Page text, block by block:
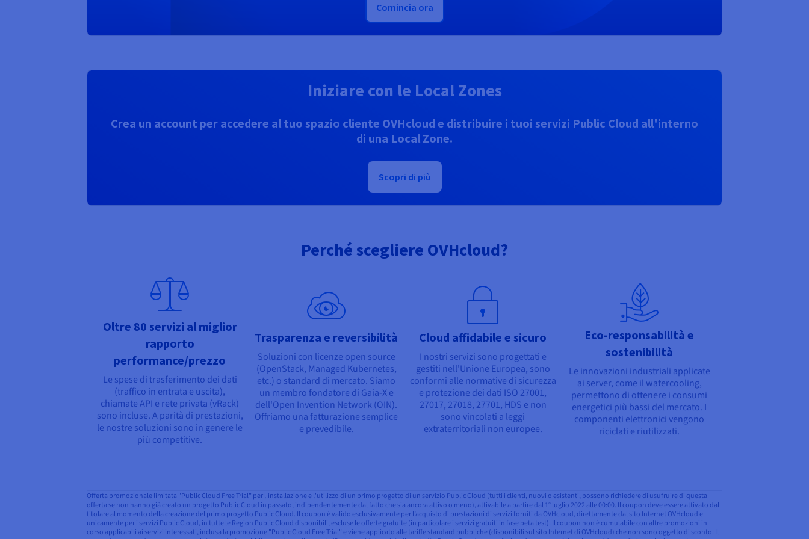
Comincia ora
Iniziare con le Local Zones
Crea un account per accedere al tuo spazio cliente OVHcloud e distribuire i tuoi servizi Public Cloud all'interno
di una Local Zone.
Scopri di più
Perché scegliere OVHcloud?
Oltre 80 servizi al miglior
rapporto
performance/prezzo
Le spese di trasferimento dei dati
(traffico in entrata e uscita),
chiamate API e rete privata (vRack)
sono incluse. A parità di prestazioni,
le nostre soluzioni sono in genere le
più competitive.
Trasparenza e reversibilità
Soluzioni con licenze open source
(OpenStack, Managed Kubernetes,
etc.) o standard di mercato. Siamo
un membro fondatore di Gaia-X e
dell'Open Invention Network (OIN).
Offriamo una fatturazione semplice
e prevedibile.
Cloud affidabile e sicuro
I nostri servizi sono progettati e
gestiti nell'Unione Europea, sono
conformi alle normative di sicurezza
e protezione dei dati ISO 27001,
27017, 27018, 27701, HDS e non
sono vincolati a leggi
extraterritoriali non europee.
Eco-responsabilità e
sostenibilità
Le innovazioni industriali applicate
ai server, come il watercooling,
permettono di ottenere i consumi
energetici più bassi del mercato. I
componenti elettronici vengono
riciclati e riutilizzati.
Offerta promozionale limitata "Public Cloud Free Trial" per l'installazione e l'utilizzo di un primo progetto di un servizio Public Cloud (tutti i clienti, nuovi o esistenti, possono richiedere di usufruire di questa
offerta se non hanno già creato un progetto Public Cloud in passato, indipendentemente dal fatto che sia ancora attivo o meno), attivabile a partire dal 1° luglio 2022 alle 00:00. Il coupon deve essere attivato dal
titolare al momento della creazione del primo progetto Public Cloud. Il coupon è valido esclusivamente per l’acquisto di prestazioni di servizi forniti da OVHcloud, direttamente dal sito Internet OVHcloud e
unicamente per i servizi Public Cloud, in tutte le Region Public Cloud disponibili, escluse le offerte gratuite (in particolare i servizi gratuiti in fase beta test). Il coupon non è cumulabile con altre promozioni in
corso applicabili ai servizi interessati, inclusa la promozione "Public Cloud Free Trial" e viene applicato alle tariffe standard pubbliche (disponibili sul sito Internet di OVHcloud) che non sono oggetto di sconto. Il